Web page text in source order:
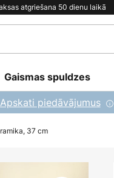
atgriešana 50 dienu laikā
Gaismas spuldzes
Apskati piedāvājumus
37 cm